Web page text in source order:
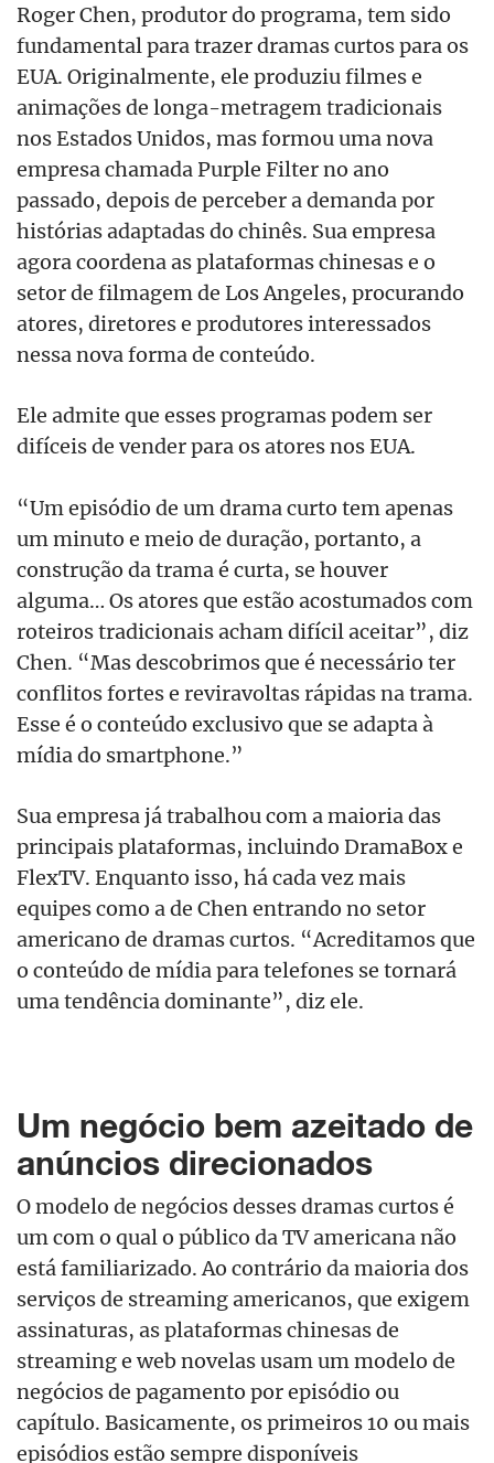
Roger Chen, produtor do programa, tem sido
fundamental para trazer dramas curtos para os
EUA. Originalmente, ele produziu filmes e
animações de longa-metragem tradicionais
nos Estados Unidos, mas formou uma nova
empresa chamada Purple Filter no ano
passado, depois de perceber a demanda por
histórias adaptadas do chinês. Sua empresa
agora coordena as plataformas chinesas e o
setor de filmagem de Los Angeles, procurando
atores, diretores e produtores interessados
nessa nova forma de conteúdo.
Ele admite que esses programas podem ser
difíceis de vender para os atores nos EUA.
“Um episódio de um drama curto tem apenas
um minuto e meio de duração, portanto, a
construção da trama é curta, se houver
alguma… Os atores que estão acostumados com
roteiros tradicionais acham difícil aceitar”, diz
Chen. “Mas descobrimos que é necessário ter
conflitos fortes e reviravoltas rápidas na trama.
Esse é o conteúdo exclusivo que se adapta à
mídia do smartphone.”
Sua empresa já trabalhou com a maioria das
principais plataformas, incluindo DramaBox e
FlexTV. Enquanto isso, há cada vez mais
equipes como a de Chen entrando no setor
americano de dramas curtos. “Acreditamos que
o conteúdo de mídia para telefones se tornará
uma tendência dominante”, diz ele.
Um negócio bem azeitado de
anúncios direcionados
O modelo de negócios desses dramas curtos é
um com o qual o público da TV americana não
está familiarizado. Ao contrário da maioria dos
serviços de streaming americanos, que exigem
assinaturas, as plataformas chinesas de
streaming e web novelas usam um modelo de
negócios de pagamento por episódio ou
capítulo. Basicamente, os primeiros 10 ou mais
episódios estão sempre disponíveis